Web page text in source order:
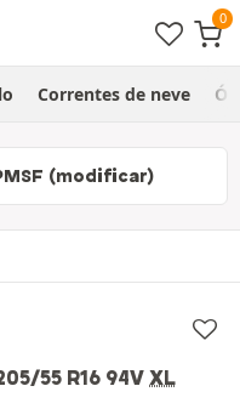
Correntes de neve
(modificar)
55 R16 94V XL